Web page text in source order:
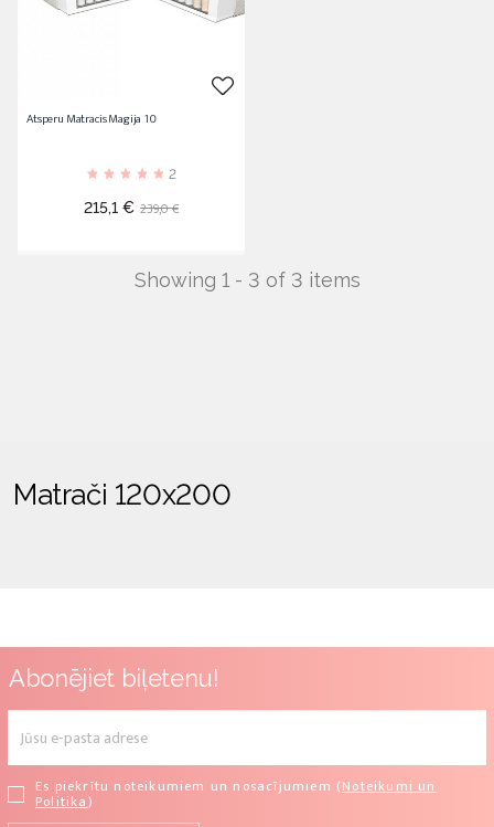
Atsperu Matracis Magija 10
2
Cena
215,1 € Standarta
239,0 €
Showing 1 - 3 of 3 items
Matrači 120x200
Abonējiet biļetenu!
Es piekrītu noteikumiem un nosacījumiem (Noteikumi un
Politika)